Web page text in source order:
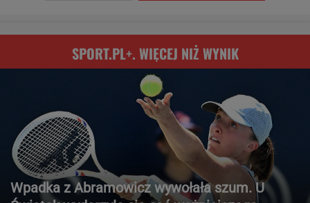
SPORT.PL+. WIĘCEJ NIŻ WYNIK
Wpadka z Abramowicz wywołała szum. U